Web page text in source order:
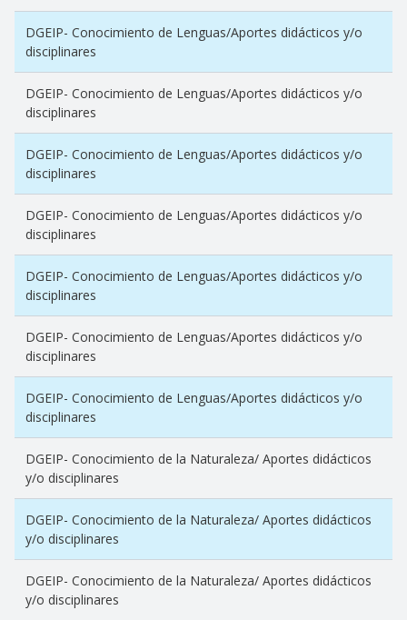
DGEIP- Conocimiento de Lenguas/Aportes didácticos y/o
disciplinares
DGEIP- Conocimiento de Lenguas/Aportes didácticos y/o
disciplinares
DGEIP- Conocimiento de Lenguas/Aportes didácticos y/o
disciplinares
DGEIP- Conocimiento de Lenguas/Aportes didácticos y/o
disciplinares
DGEIP- Conocimiento de Lenguas/Aportes didácticos y/o
disciplinares
DGEIP- Conocimiento de Lenguas/Aportes didácticos y/o
disciplinares
DGEIP- Conocimiento de Lenguas/Aportes didácticos y/o
disciplinares
DGEIP- Conocimiento de la Naturaleza/ Aportes didácticos
y/o disciplinares
DGEIP- Conocimiento de la Naturaleza/ Aportes didácticos
y/o disciplinares
DGEIP- Conocimiento de la Naturaleza/ Aportes didácticos
y/o disciplinares